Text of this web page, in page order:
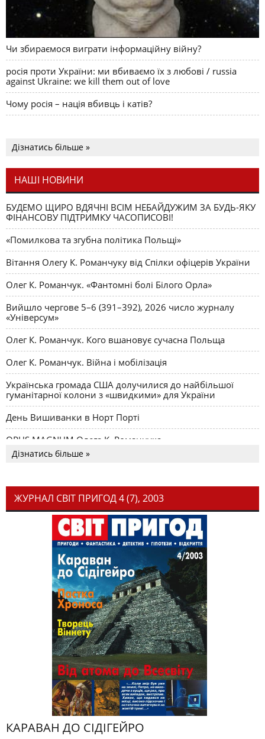
Чи збираємося виграти інформаційну війну?
росія проти України: ми вбиваємо їх з любові / russia
against Ukraine: we kill them out of love
Чому росія – нація вбивць і катів?
Дізнатись більше »
НАШІ НОВИНИ
БУДЕМО ЩИРО ВДЯЧНІ ВСІМ НЕБАЙДУЖИМ ЗА БУДЬ-ЯКУ
ФІНАНСОВУ ПІДТРИМКУ ЧАСОПИСОВІ!
«Помилкова та згубна політика Польщі»
Вітання Олегу К. Романчуку від Спілки офіцерів України
Олег К. Романчук. «Фантомні болі Білого Орла»
Вийшло чергове 5–6 (391–392), 2026 число журналу
«Універсум»
Олег К. Романчук. Кого вшановує сучасна Польща
Олег К. Романчук. Війна і мобілізація
Українська громада США долучилися до найбільшої
гуманітарної колони з «швидкими» для України
День Вишиванки в Норт Порті
OPUS MAGNUM Олега К. Романчука
Дізнатись більше »
ЖУРНАЛ СВІТ ПРИГОД 4 (7), 2003
КАРАВАН ДО СІДІГЕЙРО